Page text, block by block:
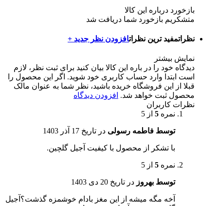
بازخورد درباره این کالا
متشکریم بازخورد شما دریافت شد
نظراتمفید ترین نظراتافزودن نظر جدید +
نمایش بیشتر
دیدگاه خود را در باره این کالا بیان کنید برای ثبت نظر، لازم
است ابتدا وارد حساب کاربری خود شوید. اگر این محصول را
قبلا از این فروشگاه خریده باشید، نظر شما به عنوان مالک
محصول ثبت خواهد شد. افزودن دیدگاه
نظرات کاربران
نمره 5 از 5
توسط فاطمه رسولی در تاریخ 17 آذر 1403
با تشکر از محصول با کیفیت آجیل گلچین.
نمره 5 از 5
توسط بهروز در تاریخ 20 دی 1403
آخه مگه میشه از این مغز بادام خوشمزه گذشت؟آجیل